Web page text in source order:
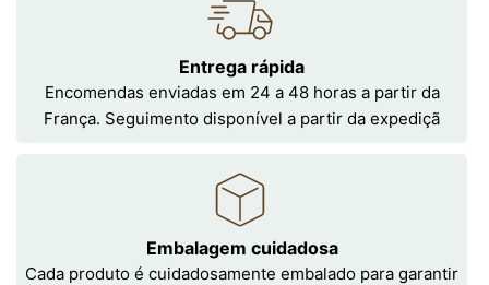
Entrega rápida
Encomendas enviadas em 24 a 48 horas a partir da
França. Seguimento disponível a partir da expediçã
Embalagem cuidadosa
Cada produto é cuidadosamente embalado para garantir